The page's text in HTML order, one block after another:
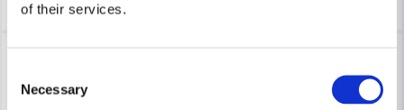
of their services.
Selection
Necessary